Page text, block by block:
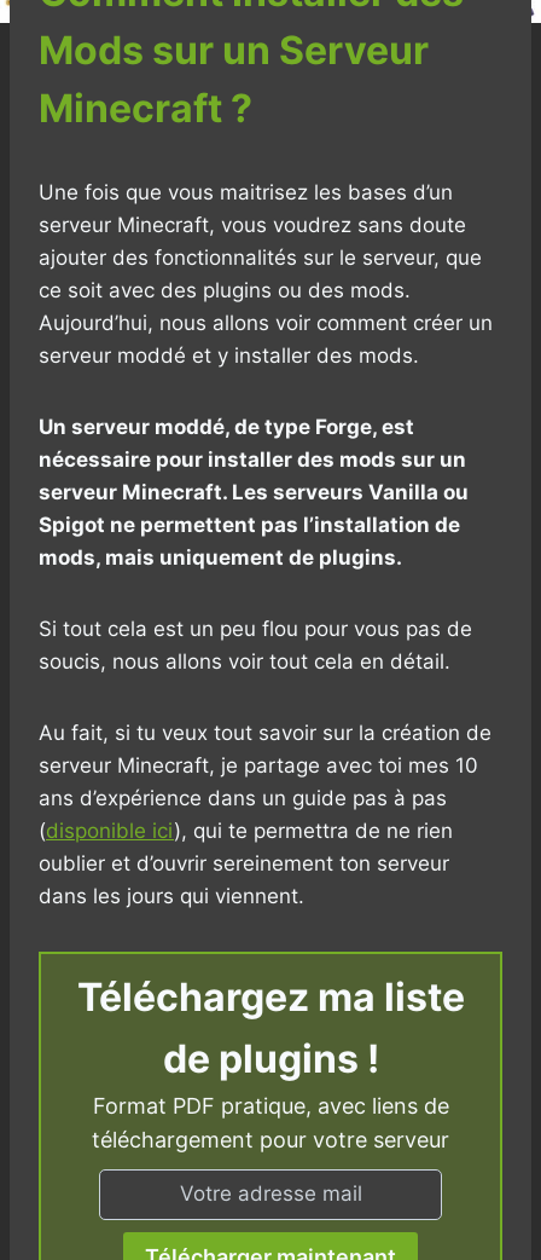
Mods sur un Serveur
Minecraft ?
Une fois que vous maitrisez les bases d’un
serveur Minecraft, vous voudrez sans doute
ajouter des fonctionnalités sur le serveur, que
ce soit avec des plugins ou des mods.
Aujourd’hui, nous allons voir comment créer un
serveur moddé et y installer des mods.
Un serveur moddé, de type Forge, est
nécessaire pour installer des mods sur un
serveur Minecraft. Les serveurs Vanilla ou
Spigot ne permettent pas l’installation de
mods, mais uniquement de plugins.
Si tout cela est un peu flou pour vous pas de
soucis, nous allons voir tout cela en détail.
Au fait, si tu veux tout savoir sur la création de
serveur Minecraft, je partage avec toi mes 10
ans d’expérience dans un guide pas à pas
(disponible ici), qui te permettra de ne rien
oublier et d’ouvrir sereinement ton serveur
dans les jours qui viennent.
Téléchargez ma liste
de plugins !
Format PDF pratique, avec liens de
téléchargement pour votre serveur